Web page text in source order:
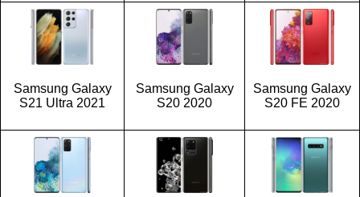
Samsung Galaxy
S21 Ultra 2021
Samsung Galaxy
S20 2020
Samsung Galaxy
S20 FE 2020